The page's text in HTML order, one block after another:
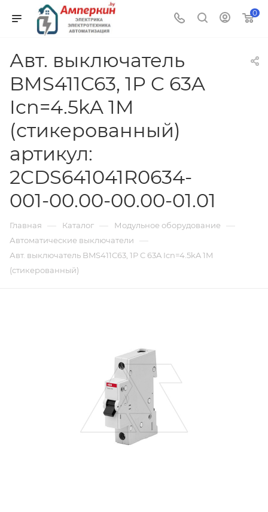
0
Авт. выключатель
BMS411C63, 1P C 63A
Icn=4.5kA 1M
(стикерованный)
артикул:
2CDS641041R0634-
001-00.00-00.00-01.01
Главная — Каталог — Модульное оборудование —
Автоматические выключатели —
Авт. выключатель BMS411C63, 1P C 63A Icn=4.5kA 1M
(стикерованный)